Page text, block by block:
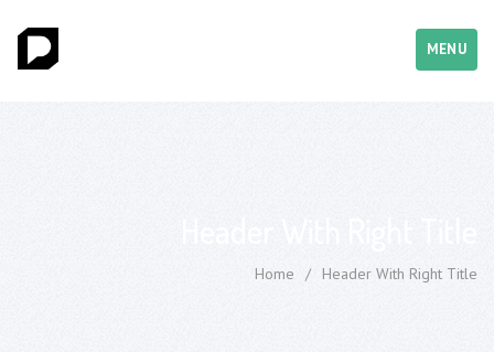
MENU
Home / Header With Right Title